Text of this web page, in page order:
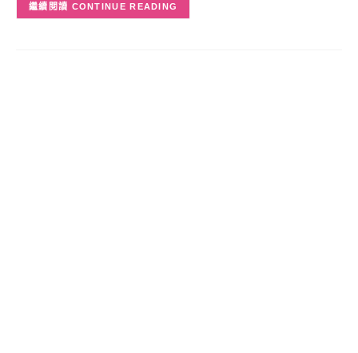
CONTINUE READING